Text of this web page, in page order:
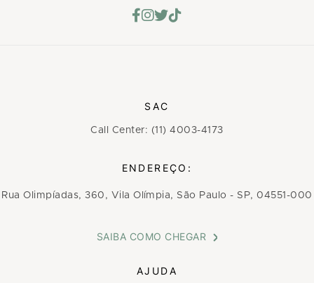
SAC
Call Center: (11) 4003-4173
ENDEREÇO:
Rua Olimpíadas, 360, Vila Olímpia, São Paulo - SP, 04551-000
SAIBA COMO CHEGAR
AJUDA